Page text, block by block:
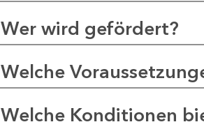
Wer wird gefördert?
Welche
Welche Konditionen